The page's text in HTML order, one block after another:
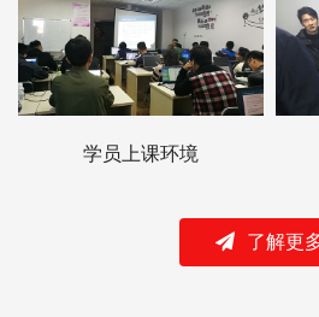
学员上课环境
了解更